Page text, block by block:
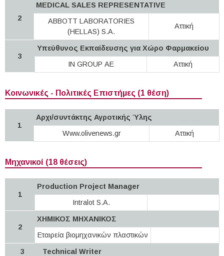
2
MEDICAL SALES REPRESENTATIVE
ABBOTT LABORATORIES
(HELLAS) S.A.
Αττική
3
Υπεύθυνος Εκπαίδευσης για Χώρο Φαρμακείου
IN GROUP ΑΕ
Αττική
Κοινωνικές - Πολιτικές Επιστήμες (1 θέση)
1
Αρχι/συντάκτης Αγροτικής Ύλης
Www.olivenews.gr
Αττική
Μηχανικοί (18 θέσεις)
1
Production Project Manager
Intralot S.A.
2
ΧΗΜΙΚΟΣ ΜΗΧΑΝΙΚΟΣ
Εταιρεία βιομηχανικών πλαστικών
3
Technical Writer